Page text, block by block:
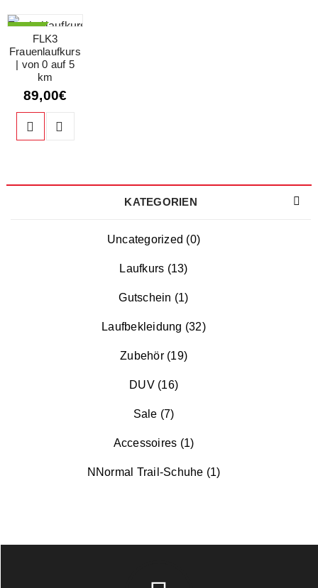
KATEGORIEN
Uncategorized (0)
Laufkurs (13)
Gutschein (1)
Laufbekleidung (32)
Zubehör (19)
DUV (16)
Sale (7)
Accessoires (1)
NNormal Trail-Schuhe (1)
FLK3
Frauenlaufkurs
| von 0 auf 5
km
89,00€